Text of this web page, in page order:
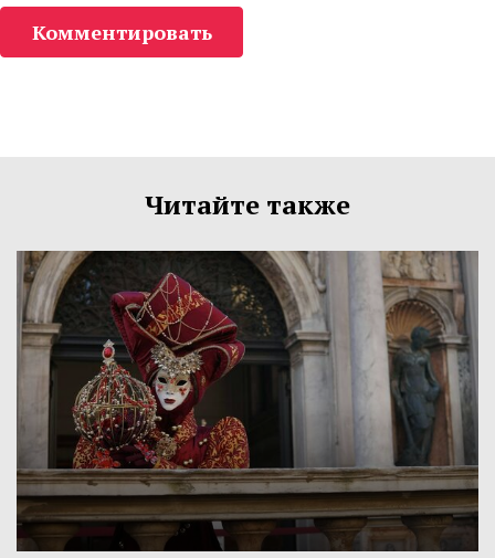
Комментировать
Читайте также